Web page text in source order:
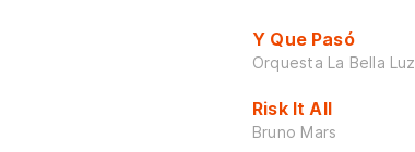
Y Que Pasó
Orquesta La Bella Luz
Risk It All
Bruno Mars